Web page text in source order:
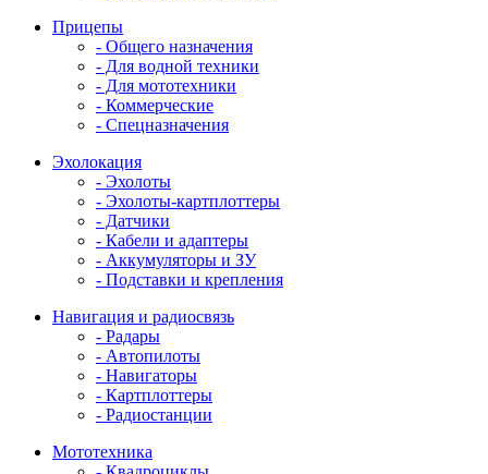
Прицепы
- Общего назначения
- Для водной техники
- Для мототехники
- Коммерческие
- Спецназначения
Эхолокация
- Эхолоты
- Эхолоты-картплоттеры
- Датчики
- Кабели и адаптеры
- Аккумуляторы и ЗУ
- Подставки и крепления
Навигация и радиосвязь
- Радары
- Автопилоты
- Навигаторы
- Картплоттеры
- Радиостанции
Мототехника